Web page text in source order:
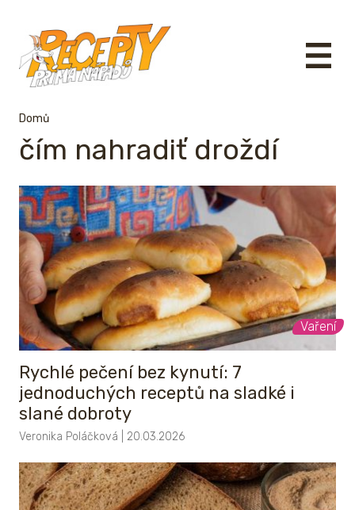
Domů
čím nahradiť droždí
Vaření
Rychlé pečení bez kynutí: 7
jednoduchých receptů na sladké i
slané dobroty
Veronika Poláčková | 20.03.2026